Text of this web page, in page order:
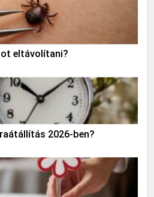
eltávolítani?
2026-ben?